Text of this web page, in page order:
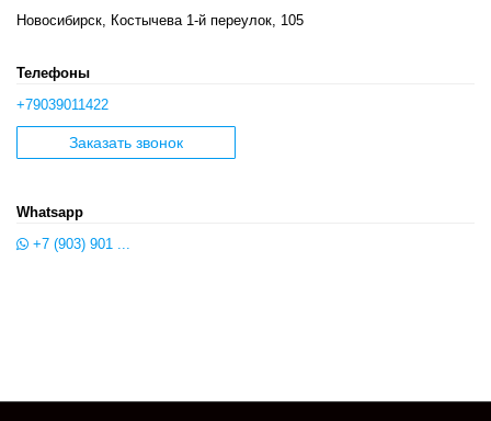
Новосибирск, Костычева 1-й переулок, 105
Телефоны
+79039011422
Заказать звонок
Whatsapp
+7 (903) 901 ...